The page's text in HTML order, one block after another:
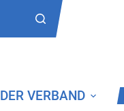
DER VERBAND